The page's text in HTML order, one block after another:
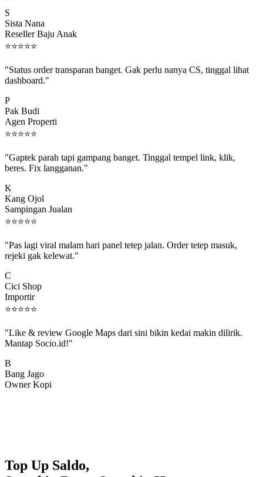
Sista Nana
Reseller Baju Anak
⭐⭐⭐⭐⭐
dashboard."
Pak Budi
Agen Properti
⭐⭐⭐⭐⭐
beres. Fix langganan."
Kang Ojol
Sampingan Jualan
⭐⭐⭐⭐⭐
rejeki gak kelewat."
Cici Shop
Importir
⭐⭐⭐⭐⭐
Mantap Socio.id!"
Bang Jago
Owner Kopi
Top Up Saldo,